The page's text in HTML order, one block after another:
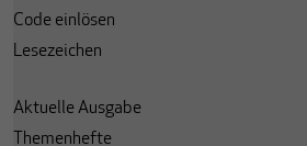
Code einlösen
Lesezeichen
Aktuelle Ausgabe
Themenhefte